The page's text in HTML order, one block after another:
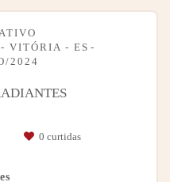
VITÓRIA - ES
2024
0 curtidas